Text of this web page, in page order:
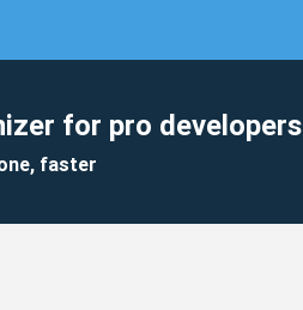
for pro developers
faster